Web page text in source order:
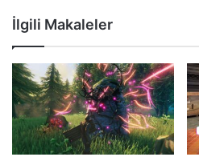
İlgili Makaleler